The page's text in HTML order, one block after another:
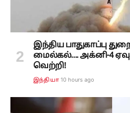
இந்திய பாதுகாப்பு
மைல்கல்.... அக்னி-4
வெற்றி!
இந்தியா 10 hours ago